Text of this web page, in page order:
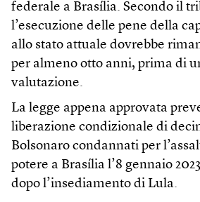
federale a Brasília. Secondo il
l’esecuzione delle pene della
allo stato attuale dovrebbe
per almeno otto anni, prima di
valutazione.
La legge appena approvata
liberazione condizionale di
Bolsonaro condannati per
potere a Brasília l’8 gennaio
dopo l’insediamento di Lula.